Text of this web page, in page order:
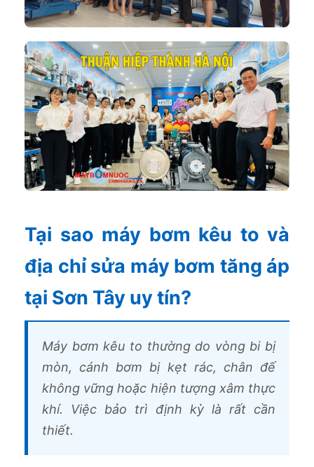
Tại sao máy bơm kêu to và
địa chỉ sửa máy bơm tăng áp
tại Sơn Tây uy tín?
Máy bơm kêu to thường do vòng bi bị
mòn, cánh bơm bị kẹt rác, chân đế
không vững hoặc hiện tượng xâm thực
khí. Việc bảo trì định kỳ là rất cần
thiết.